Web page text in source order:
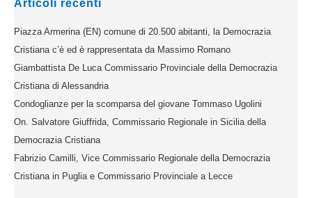
Articoli recenti
Piazza Armerina (EN) comune di 20.500 abitanti, la Democrazia
Cristiana c’è ed è rappresentata da Massimo Romano
Giambattista De Luca Commissario Provinciale della Democrazia
Cristiana di Alessandria
Condoglianze per la scomparsa del giovane Tommaso Ugolini
On. Salvatore Giuffrida, Commissario Regionale in Sicilia della
Democrazia Cristiana
Fabrizio Camilli, Vice Commissario Regionale della Democrazia
Cristiana in Puglia e Commissario Provinciale a Lecce